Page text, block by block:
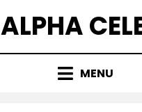
ALPHA
MENU